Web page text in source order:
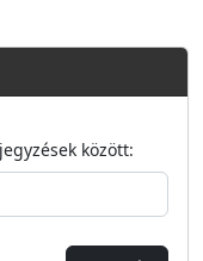
között: